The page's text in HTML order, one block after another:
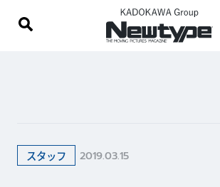
スタッフ 2019.03.15